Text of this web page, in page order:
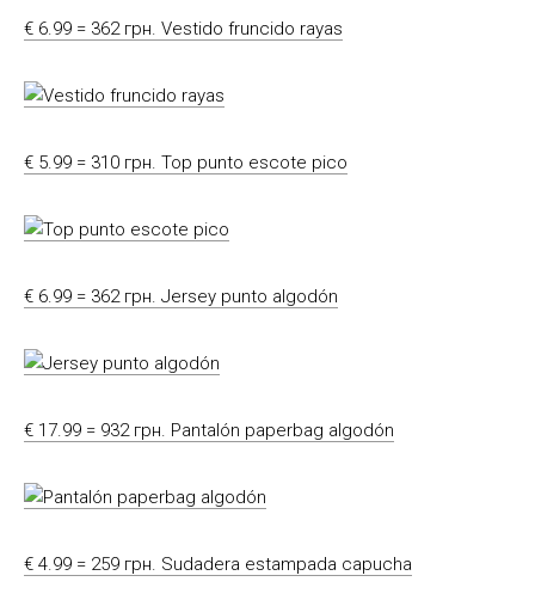
€ 6.99 = 362 грн. Vestido fruncido rayas
€ 5.99 = 310 грн. Top punto escote pico
€ 6.99 = 362 грн. Jersey punto algodón
€ 17.99 = 932 грн. Pantalón paperbag algodón
€ 4.99 = 259 грн. Sudadera estampada capucha